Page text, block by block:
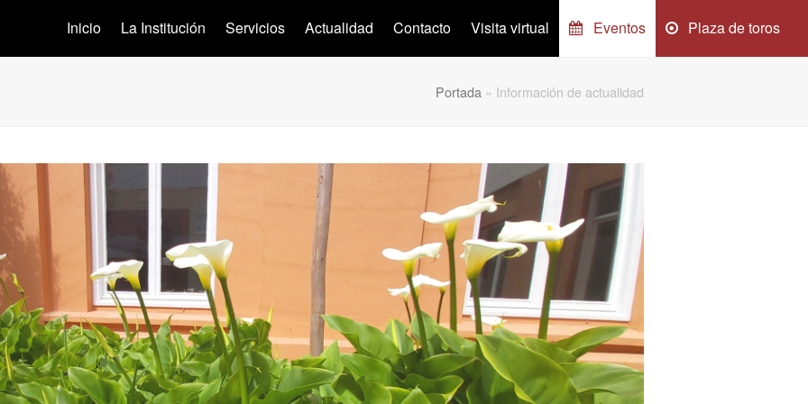
Inicio La Institución Servicios Actualidad Contacto Visita virtual Eventos Plaza de toros
Portada » Información de actualidad